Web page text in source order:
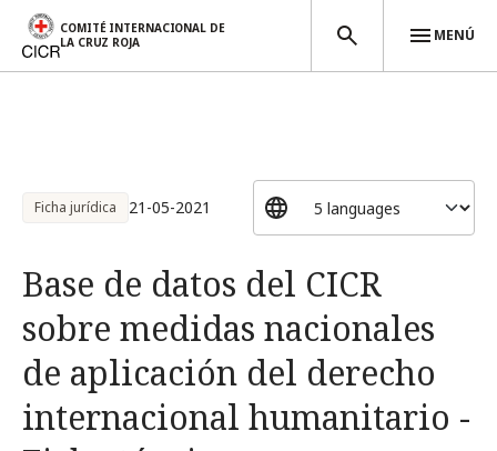
COMITÉ INTERNACIONAL DE
LA CRUZ ROJA
MENÚ
Ficha jurídica 21-05-2021
Base de datos del CICR
sobre medidas nacionales
de aplicación del derecho
internacional humanitario -